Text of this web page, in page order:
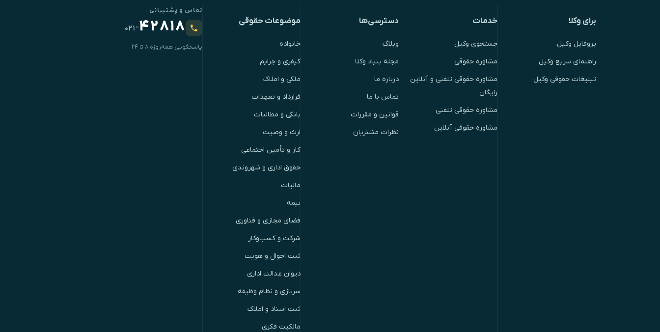
برای وکلا
پروفایل وکیل
راهنمای سریع وکیل
تبلیغات حقوقی وکیل
خدمات
جستجوی وکیل
مشاوره حقوقی
مشاوره حقوقی تلفنی و آنلاین
رایگان
مشاوره حقوقی تلفنی
مشاوره حقوقی آنلاین
دسترسی‌ها
وبلاگ
مجله بنیاد وکلا
درباره ما
تماس با ما
قوانین و مقررات
نظرات مشتریان
موضوعات حقوقی
خانواده
کیفری و جرایم
ملکی و املاک
قرارداد و تعهدات
بانکی و مطالبات
ارث و وصیت
کار و تأمین اجتماعی
حقوق اداری و شهروندی
مالیات
بیمه
فضای مجازی و فناوری
شرکت و کسب‌وکار
ثبت احوال و هویت
دیوان عدالت اداری
سربازی و نظام وظیفه
ثبت اسناد و املاک
مالکیت فکری
تماس و پشتیبانی
۴۲۸۱۸-۰۲۱
پاسخگویی همه‌روزه ۸ تا ۲۴